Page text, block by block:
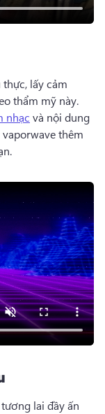
lấy cảm
nhạc và nội dung
thêm
lai đầy ấn